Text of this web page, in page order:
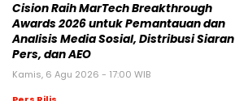
Cision Raih MarTech Breakthrough
Awards 2026 untuk Pemantauan dan
Analisis Media Sosial, Distribusi Siaran
Pers, dan AEO
Kamis, 6 Agu 2026 - 17:00 WIB